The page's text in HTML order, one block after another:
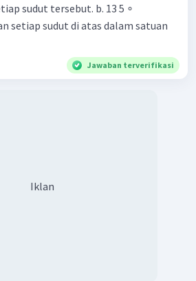
tersebut. b. 13 5 ∘
setiap sudut di atas dalam satuan
Jawaban terverifikasi
Iklan